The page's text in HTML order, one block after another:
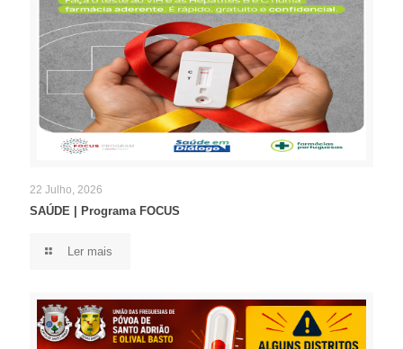
22 Julho, 2026
SAÚDE | Programa FOCUS
Ler mais